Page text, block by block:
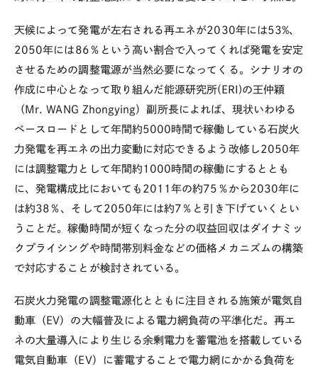
天候によって発電が左右される再エネが2030年には53%、
2050年には86％という高い割合で入ってくれば発電を安定
させるための調整電源が当然必要になってくる。シナリオの
作成に中心となって取り組んだ能源研究所(ERI)の王仲穎
（Mr. WANG Zhongying）副所長によれば、現状いわゆる
ベースロードとして年間約5000時間で稼働している石炭火
力発電を再エネの出力変動に対応できるよう改修し2050年
には調整電力として年間約1000時間の稼働にするととも
に、発電構成比においても2011年の約75％から2030年に
は約38％、そして2050年には約7％と引き下げていくとい
うことだ。稼働時間が短くなった分の収益回収はダイナミッ
クプライシングや時間帯別料金などの価格メカニズムの構築
で対応することが検討されている。
石炭火力発電の調整電源化とともに注目される施策が電気自
動車（EV）の大幅普及による電力網負荷の平準化だ。再エ
ネの大量導入により生じる余剰電力を蓄電池を搭載している
電気自動車（EV）に蓄電することで電力網にかかる負荷を